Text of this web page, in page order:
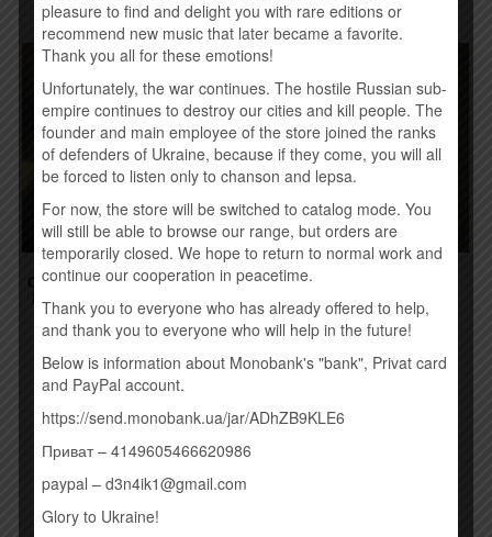
СВЯТОСЛАВ ВАКАРЧУК –
ВНОЧІ (VINYL, LP) (2024)
2500,00грн.
Купить
АНИ ЛОРАК – ЗАЖИГАЙ
СЕРДЦЕ (VINYL)
1120,00грн.
Купить
pleasure to find and delight you with rare editions or
recommend new music that later became a favorite.
Thank you all for these emotions!
Unfortunately, the war continues. The hostile Russian sub-
empire continues to destroy our cities and kill people. The
founder and main employee of the store joined the ranks
of defenders of Ukraine, because if they come, you will all
be forced to listen only to chanson and lepsa.
For now, the store will be switched to catalog mode. You
will still be able to browse our range, but orders are
temporarily closed. We hope to return to normal work and
continue our cooperation in peacetime.
Thank you to everyone who has already offered to help,
and thank you to everyone who will help in the future!
Below is information about Monobank's "bank", Privat card
and PayPal account.
https://send.monobank.ua/jar/ADhZB9KLE6
Приват – 4149605466620986
paypal – d3n4ik1@gmail.com
Glory to Ukraine!